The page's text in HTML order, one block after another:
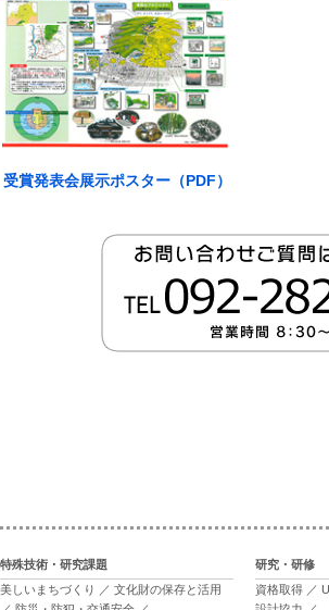
受賞発表会展示ポスター（PDF）
特殊技術・研究課題
美しいまちづくり
／ 文化財の保存と活用
研究・研修
資格取得 ／